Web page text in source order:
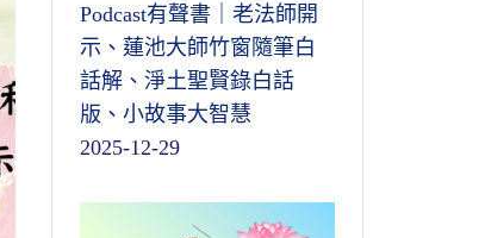
Podcast有聲書｜老法師開
示、蓮池大師竹窗隨筆白
話解、淨土聖賢錄白話
版、小故事大智慧
2025-12-29